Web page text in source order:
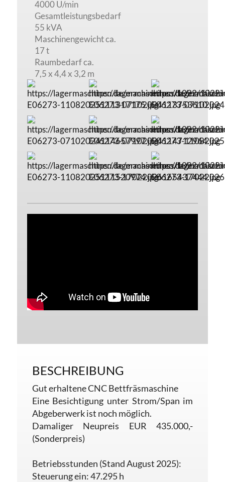
4000 U/min
Gesamtleistungsbedarf
55 kVA
Maschinengewicht ca.
17 t
Raumbedarf ca.
7,5 x 4,4 x 3,2 m
BESCHREIBUNG
Gut erhaltene CNC Bettfräsmaschine
Eine Besichtigung unter Strom/Span im
Abgeberwerk ist noch möglich.
Damaliger Neupreis EUR 435.000,-
(Sonderpreis)
Betriebsstunden (Stand August 2025):
Steuerung ein: 47.295 h